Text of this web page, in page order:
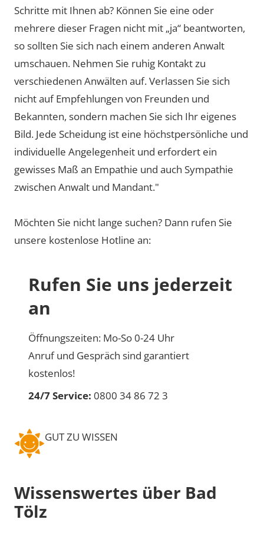
Schritte mit Ihnen ab? Können Sie eine oder
mehrere dieser Fragen nicht mit „ja“ beantworten,
so sollten Sie sich nach einem anderen Anwalt
umschauen. Nehmen Sie ruhig Kontakt zu
verschiedenen Anwälten auf. Verlassen Sie sich
nicht auf Empfehlungen von Freunden und
Bekannten, sondern machen Sie sich Ihr eigenes
Bild. Jede Scheidung ist eine höchstpersönliche und
individuelle Angelegenheit und erfordert ein
gewisses Maß an Empathie und auch Sympathie
zwischen Anwalt und Mandant."
Möchten Sie nicht lange suchen? Dann rufen Sie
unsere kostenlose Hotline an:
Rufen Sie uns jederzeit
an
Öffnungszeiten: Mo-So 0-24 Uhr
Anruf und Gespräch sind garantiert
kostenlos!
24/7 Service: 0800 34 86 72 3
GUT ZU WISSEN
Wissenswertes über Bad
Tölz